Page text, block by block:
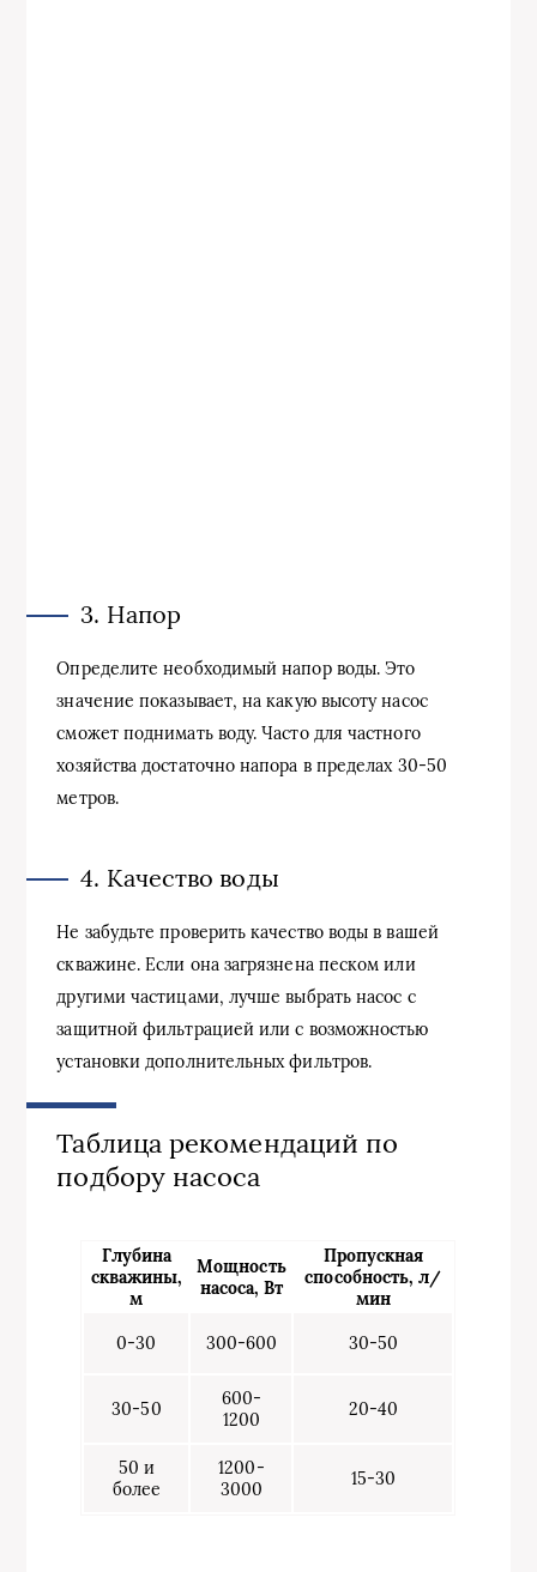
3. Напор
Определите необходимый напор воды. Это
значение показывает, на какую высоту насос
сможет поднимать воду. Часто для частного
хозяйства достаточно напора в пределах 30-50
метров.
4. Качество воды
Не забудьте проверить качество воды в вашей
скважине. Если она загрязнена песком или
другими частицами, лучше выбрать насос с
защитной фильтрацией или с возможностью
установки дополнительных фильтров.
Таблица рекомендаций по
подбору насоса
Глубина
скважины,
м
Мощность
насоса, Вт
Пропускная
способность, л/
мин
0-30 300-600 30-50
30-50
600-
1200
20-40
50 и
более
1200-
3000
15-30